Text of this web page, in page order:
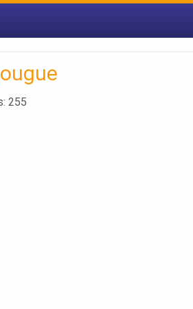
255